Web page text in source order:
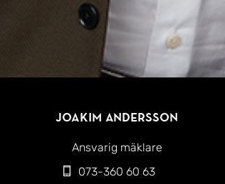
Joakim Andersson
Ansvarig mäklare
073-360 60 63